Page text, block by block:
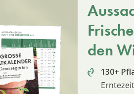
den
130+